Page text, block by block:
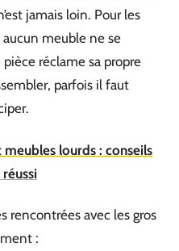
jamais loin. Pour les
meuble ne se
réclame sa propre
parfois il faut
lourds : conseils
rencontrées avec les gros
: